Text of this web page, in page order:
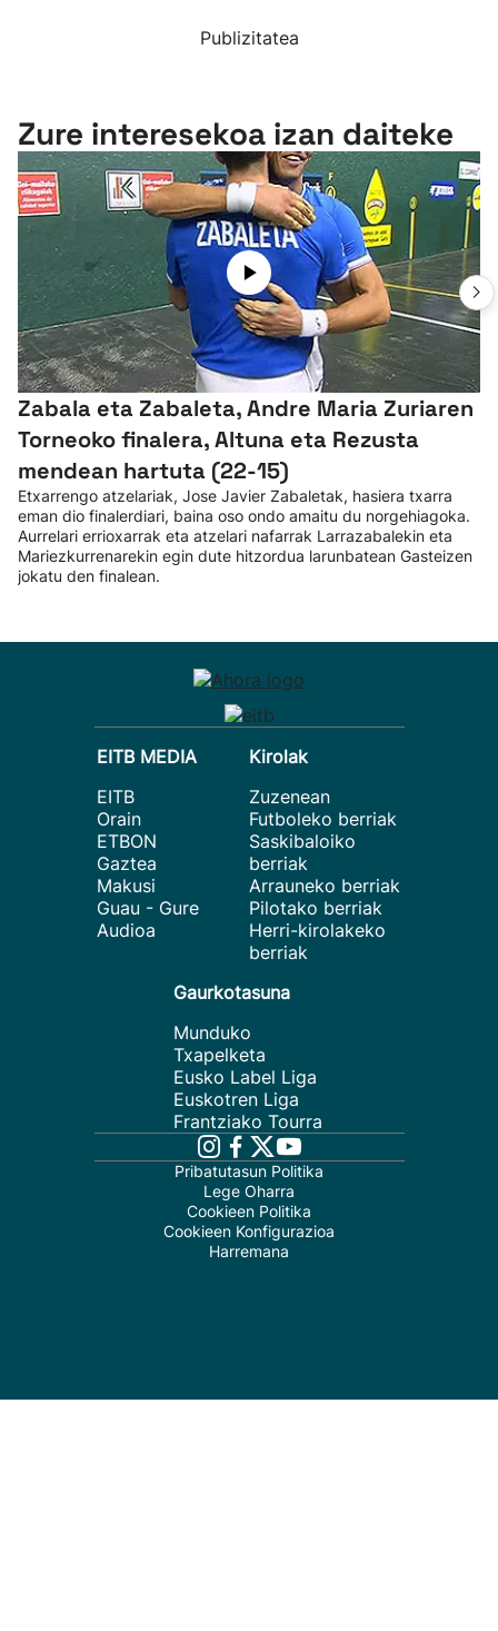
Publizitatea
Zure interesekoa izan daiteke
Zabala eta Zabaleta, Andre Maria Zuriaren
Torneoko finalera, Altuna eta Rezusta
mendean hartuta (22-15)
Etxarrengo atzelariak, Jose Javier Zabaletak, hasiera txarra
eman dio finalerdiari, baina oso ondo amaitu du norgehiagoka.
Aurrelari errioxarrak eta atzelari nafarrak Larrazabalekin eta
Mariezkurrenarekin egin dute hitzordua larunbatean Gasteizen
jokatu den finalean.
EITB MEDIA
EITB
Orain
ETBON
Gaztea
Makusi
Guau - Gure
Audioa
Kirolak
Zuzenean
Futboleko berriak
Saskibaloiko
berriak
Arrauneko berriak
Pilotako berriak
Herri-kirolakeko
berriak
Gaurkotasuna
Munduko
Txapelketa
Eusko Label Liga
Euskotren Liga
Frantziako Tourra
Pribatutasun Politika
Lege Oharra
Cookieen Politika
Cookieen Konfigurazioa
Harremana